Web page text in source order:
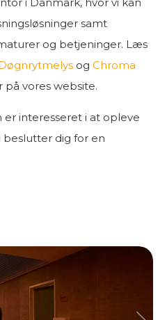
samt
og betjeninger. Læs
og Chroma
på vores website.
er interesseret i at opleve
beslutter dig for en